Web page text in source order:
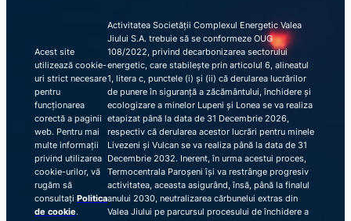
Acest site
utilizează cookie-
uri strict necesare
pentru
funcționarea
corectă a paginii
web. Pentru mai
multe informații
privind utilizarea
cookie-urilor, vă
rugăm să
consultați Politica
de cookie.
Activitatea Societății Complexul Energetic Valea
Jiului S.A. trebuie să se conformeze OUG
108/2022, privind decarbonizarea sectorului
energetic, care stabilește prin articolul 6, alineatul
1, litera c, punctele (i) și (ii) că derularea lucrărilor
de punere în siguranță a zăcământului, închidere și
ecologizare a minelor Lupeni și Lonea se va realiza
etapizat până la data de 31 Decembrie 2026,
respectiv că derularea acestor lucrări pentru minele
Livezeni și Vulcan se va realiza până la data de 31
Decembrie 2032. Inerent, în urma acestui proces,
Termocentrala Paroșeni își va restrânge progresiv
activitatea, aceasta asigurând, însă, până la finalul
anului 2030, neutralizarea cărbunelui extras din
Valea Jiului pe parcursul procesului de închidere a